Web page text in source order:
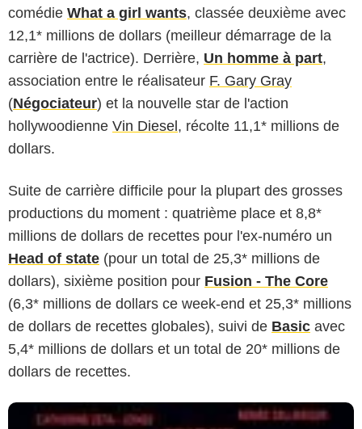
comédie What a girl wants, classée deuxième avec
12,1* millions de dollars (meilleur démarrage de la
carrière de l'actrice). Derrière, Un homme à part,
association entre le réalisateur F. Gary Gray
(Négociateur) et la nouvelle star de l'action
hollywoodienne Vin Diesel , récolte 11,1* millions de
dollars.
Suite de carrière difficile pour la plupart des grosses
productions du moment : quatrième place et 8,8*
millions de dollars de recettes pour l'ex-numéro un
Head of state (pour un total de 25,3* millions de
dollars), sixième position pour Fusion - The Core
(6,3* millions de dollars ce week-end et 25,3* millions
de dollars de recettes globales), suivi de Basic avec
5,4* millions de dollars et un total de 20* millions de
dollars de recettes.